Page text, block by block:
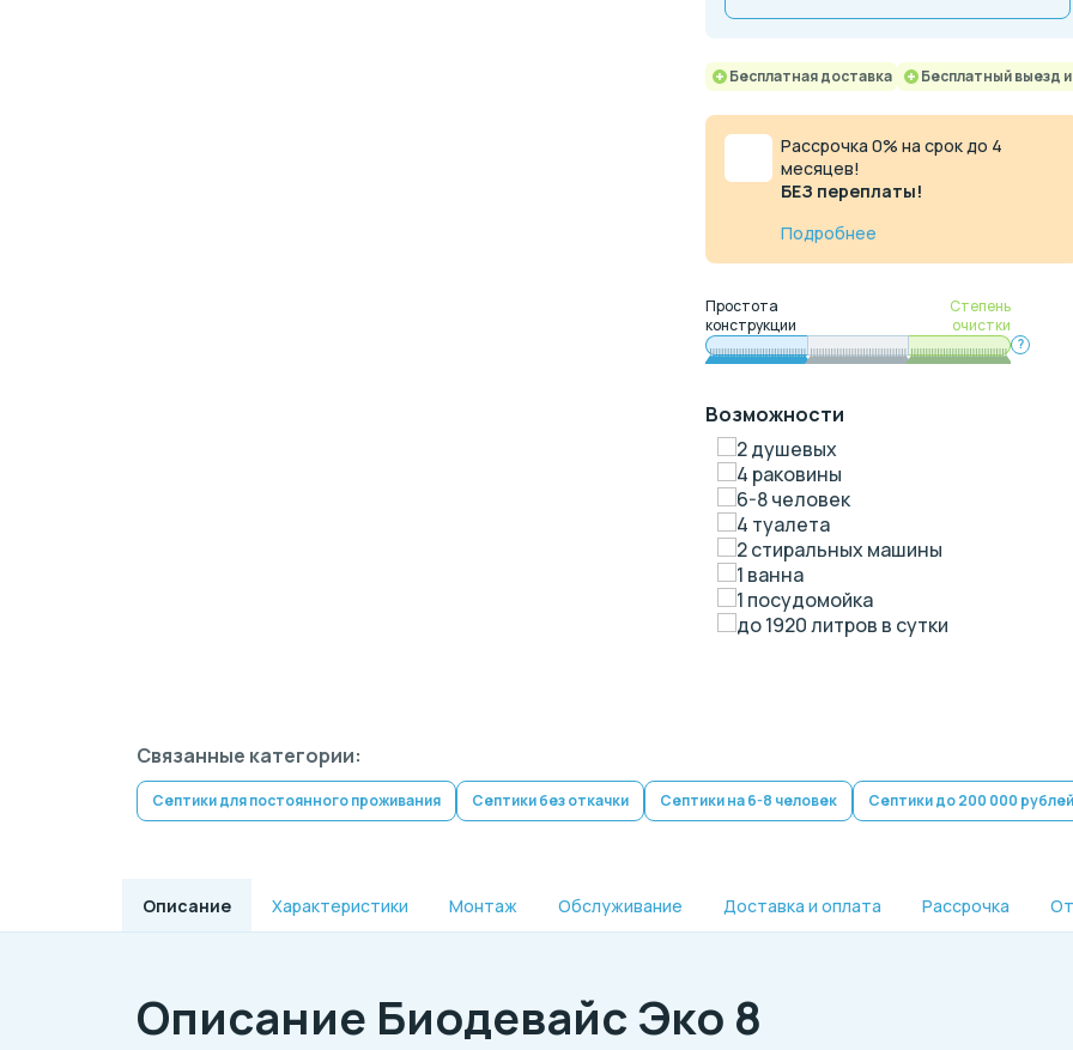
Бесплатная доставка Бесплатный выезд
Рассрочка 0% на срок до 4
месяцев!
БЕЗ переплаты!
Подробнее
Простота
конструкции
Степень
очистки
?
Возможности
2 душевых
4 раковины
6-8 человек
4 туалета
2 стиральных машины
1 ванна
1 посудомойка
до 1920 литров в сутки
Связанные категории:
Септики для постоянного проживания Септики без откачки Септики на 6-8 человек Септики до 200 000 рублей
Описание Характеристики Монтаж Обслуживание Доставка и оплата Рассрочка
Описание Биодевайс Эко 8